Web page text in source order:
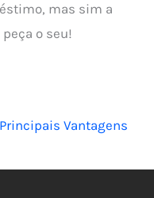
mas sim a
o seu!
Vantagens